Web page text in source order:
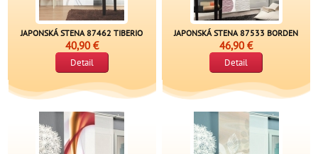
JAPONSKÁ STENA 87462 TIBERIO
40,90 €
Detail
JAPONSKÁ STENA 87533 BORDEN
46,90 €
Detail